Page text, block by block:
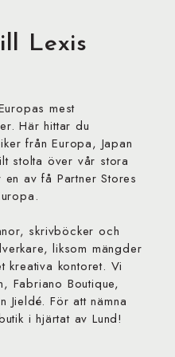
Lexis
mest
Här hittar du
från Europa, Japan
stolta över vår stora
av få Partner Stores
skrivböcker och
liksom mängder
kreativa kontoret. Vi
Fabriano Boutique,
Jieldé. För att nämna
i hjärtat av Lund!